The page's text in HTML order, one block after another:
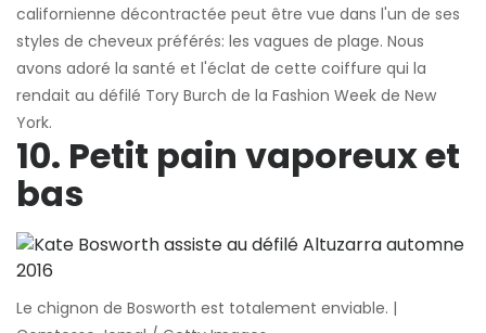
californienne décontractée peut être vue dans l'un de ses
styles de cheveux préférés: les vagues de plage. Nous
avons adoré la santé et l'éclat de cette coiffure qui la
rendait au défilé Tory Burch de la Fashion Week de New
York.
10. Petit pain vaporeux et
bas
Le chignon de Bosworth est totalement enviable. |